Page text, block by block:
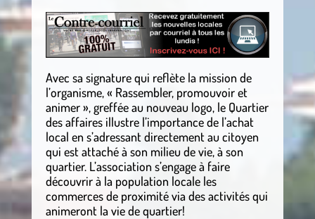
Avec sa signature qui reflète la mission de
l’organisme, « Rassembler, promouvoir et
animer », greffée au nouveau logo, le Quartier
des affaires illustre l’importance de l’achat
local en s’adressant directement au citoyen
qui est attaché à son milieu de vie, à son
quartier. L’association s’engage à faire
découvrir à la population locale les
commerces de proximité via des activités qui
animeront la vie de quartier!